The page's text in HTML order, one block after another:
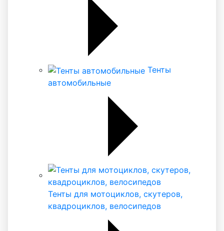
Тенты
автомобильные
Тенты для мотоциклов, скутеров,
квадроциклов, велосипедов